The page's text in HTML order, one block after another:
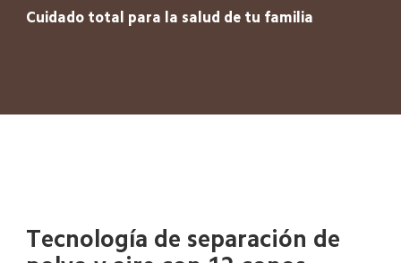
Cuidado total para la salud de tu familia
Tecnología de separación de